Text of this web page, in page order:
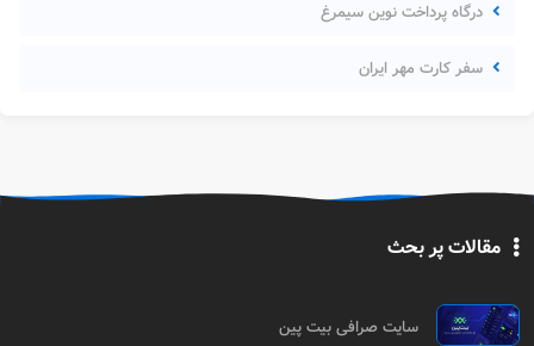
درگاه پرداخت نوین سیمرغ
سفر کارت مهر ایران
مقالات پر بحث
سایت صرافی بیت پین